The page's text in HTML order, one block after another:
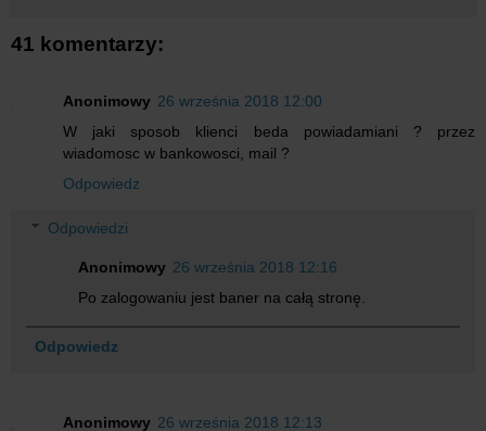
41 komentarzy:
Anonimowy 26 września 2018 12:00
W jaki sposob klienci beda powiadamiani ? przez
wiadomosc w bankowosci, mail ?
Odpowiedz
Odpowiedzi
Anonimowy 26 września 2018 12:16
Po zalogowaniu jest baner na całą stronę.
Odpowiedz
Anonimowy 26 września 2018 12:13